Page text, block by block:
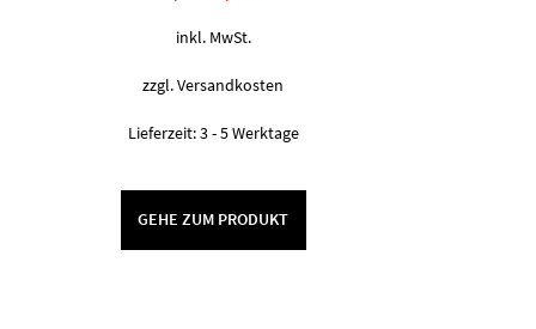
Preis
war:
5,90 €
inkl. MwSt.
zzgl.Versandkosten
Lieferzeit:3 - 5 Werktage
GEHE ZUM PRODUKT